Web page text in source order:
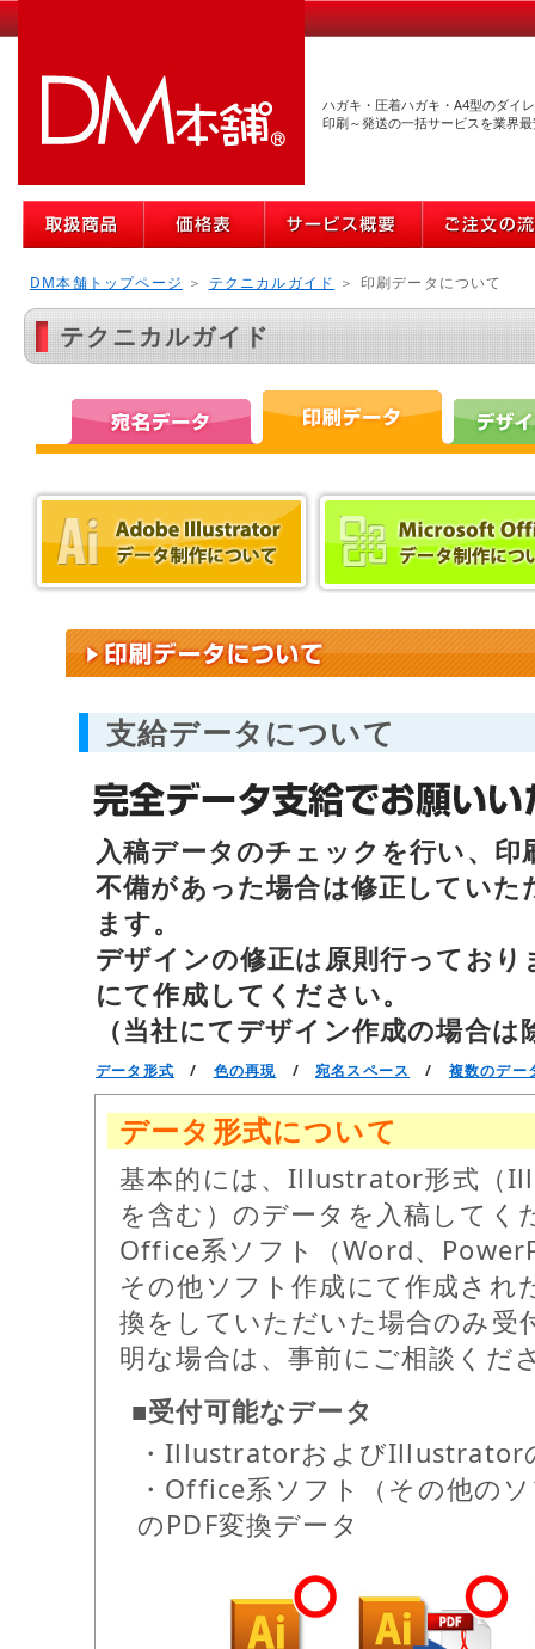
ハガキ・圧着ハガキ・A4型のダイ
印刷～発送の一括サービスを業界
DM本舗トップページ ＞ テクニカルガイド ＞ 印刷データについて
テクニカルガイド
支給データについて
入稿データのチェックを行い、印
不備があった場合は修正していた
ます。
デザインの修正は原則行ってお
にて作成してください。
（当社にてデザイン作成の場合は
データ形式 / 色の再現 /宛名スペース / 複数のデー
データ形式について
基本的には、Illustrator形式（
を含む）のデータを入稿してく
Office系ソフト（Word、
その他ソフト作成にて作成され
換をしていただいた場合のみ受
明な場合は、事前にご相談くだ
■受付可能なデータ
・IllustratorおよびIllustrator
・Office系ソフト（その他の
のPDF変換データ